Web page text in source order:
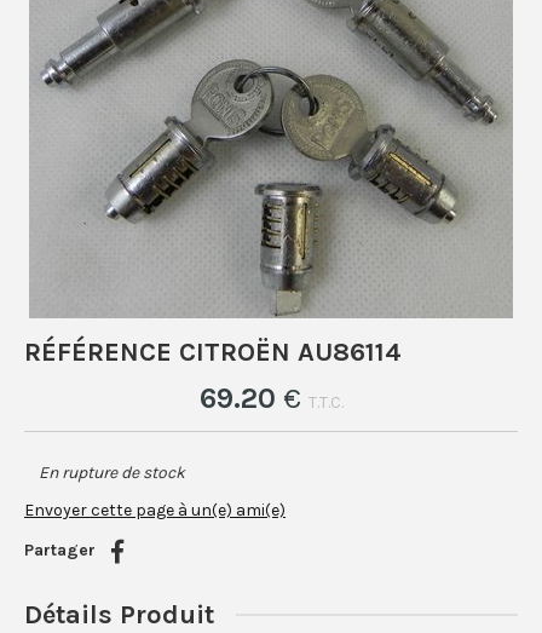
RÉFÉRENCE CITROËN AU86114
69.20 € T.T.C.
En rupture de stock
Envoyer cette page à un(e) ami(e)
Partager
Détails Produit